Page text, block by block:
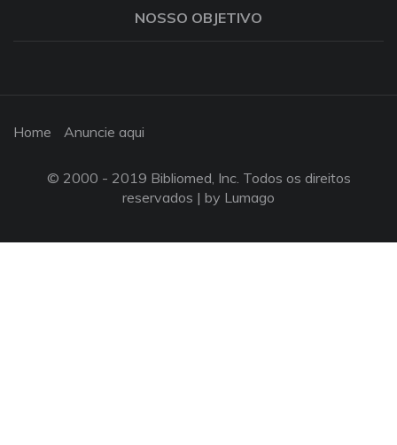
NOSSO OBJETIVO
Home Anuncie aqui
© 2000 - 2019 Bibliomed, Inc. Todos os direitos
reservados | by Lumago